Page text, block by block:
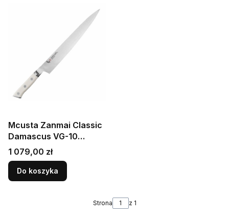
Mcusta Zanmai Classic
Damascus VG-10
Corian Japoński Nóż
Sujihiki 27cm
Cena
1 079,00 zł
Do koszyka
Strona z 1